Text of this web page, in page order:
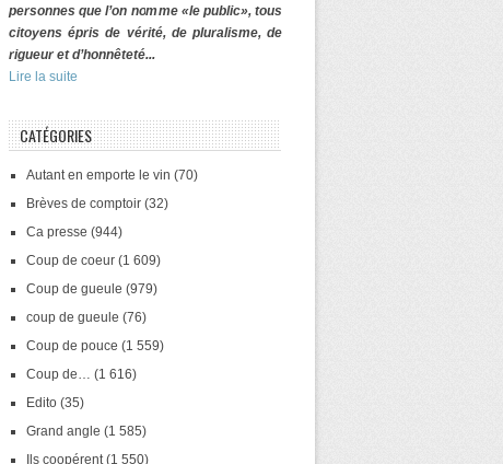
personnes que l’on nomme «le public», tous
citoyens épris de vérité, de pluralisme, de
rigueur et d’honnêteté...
Lire la suite
CATÉGORIES
Autant en emporte le vin (70)
Brèves de comptoir (32)
Ca presse (944)
Coup de coeur (1 609)
Coup de gueule (979)
coup de gueule (76)
Coup de pouce (1 559)
Coup de… (1 616)
Edito (35)
Grand angle (1 585)
Ils coopérent(1 550)